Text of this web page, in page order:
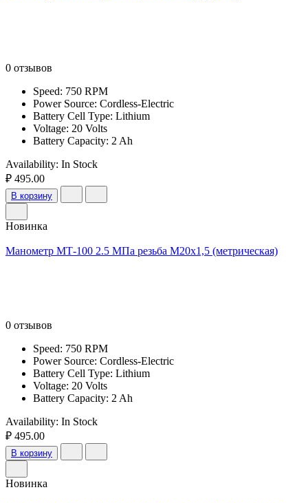
0 отзывов
Speed: 750 RPM
Power Source: Cordless-Electric
Battery Cell Type: Lithium
Voltage: 20 Volts
Battery Capacity: 2 Ah
Availability: In Stock
₽ 495.00
В корзину
Новинка
Манометр МТ-100 2.5 МПа резьба М20х1,5 (метрическая)
0 отзывов
Speed: 750 RPM
Power Source: Cordless-Electric
Battery Cell Type: Lithium
Voltage: 20 Volts
Battery Capacity: 2 Ah
Availability: In Stock
₽ 495.00
В корзину
Новинка